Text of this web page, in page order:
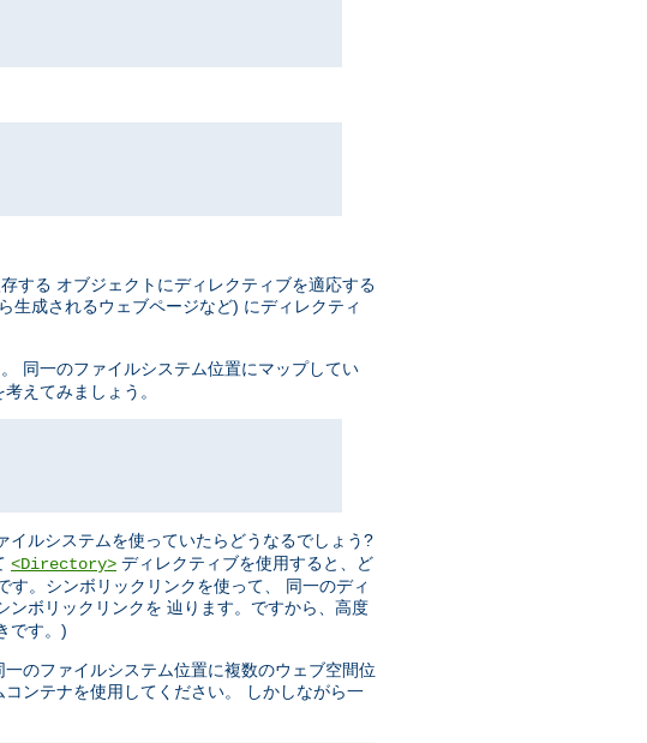
する オブジェクトにディレクティブを適応する
生成されるウェブページなど) にディレクティ
同一のファイルシステム位置にマップしてい
えてみましょう。
ルシステムを使っていたらどうなるでしょう?
<Directory> ディレクティブを使用すると、ど
。シンボリックリンクを使って、 同一のディ
ボリックリンクを 辿ります。ですから、高度
です。)
のファイルシステム位置に複数のウェブ空間位
ンテナを使用してください。 しかしながら一